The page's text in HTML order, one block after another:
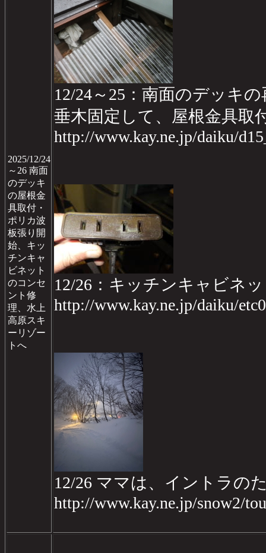
2025/12/24
～26 南面
のデッキ
の屋根金
具取付・
ポリカ波
板張り開
始、キッ
チンキャ
ビネット
のコンセ
ント修
理、水上
高原スキ
ーリゾー
トへ
12/24～25：南面のデッキの
垂木固定して、屋根金具取
http://www.kay.ne.jp/daiku/
12/26：キッチンキャビネ
http://www.kay.ne.jp/daiku/
12/26 ママは、イントラの
http://www.kay.ne.jp/snow2/